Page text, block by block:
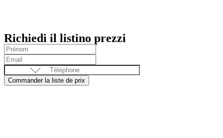
Richiedi il listino prezzi
Commander la liste de prix